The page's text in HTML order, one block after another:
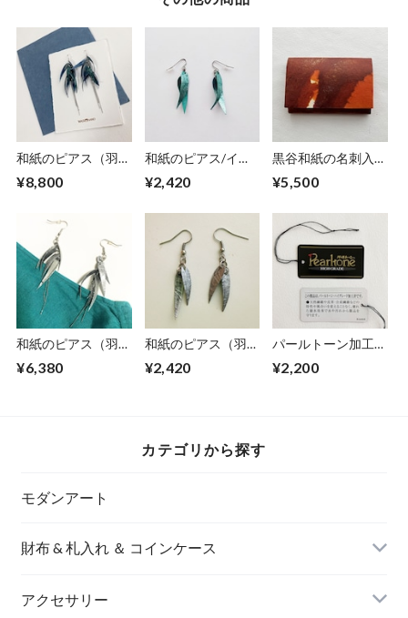
和紙のピアス（羽）
¥8,800
和紙のピアス/イヤ
アブルー】S
¥2,420
黒谷和紙の名刺入れ
¥5,500
和紙のピアス（羽）
¥6,380
和紙のピアス（羽）
¥2,420
パールトーン加工
¥2,200
カテゴリから探す
モダンアート
財布 & 札入れ ＆ コインケース
アクセサリー